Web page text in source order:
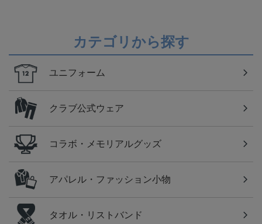
カテゴリから探す
ユニフォーム
クラブ公式ウェア
コラボ・メモリアルグッズ
アパレル・ファッション小物
タオル・リストバンド